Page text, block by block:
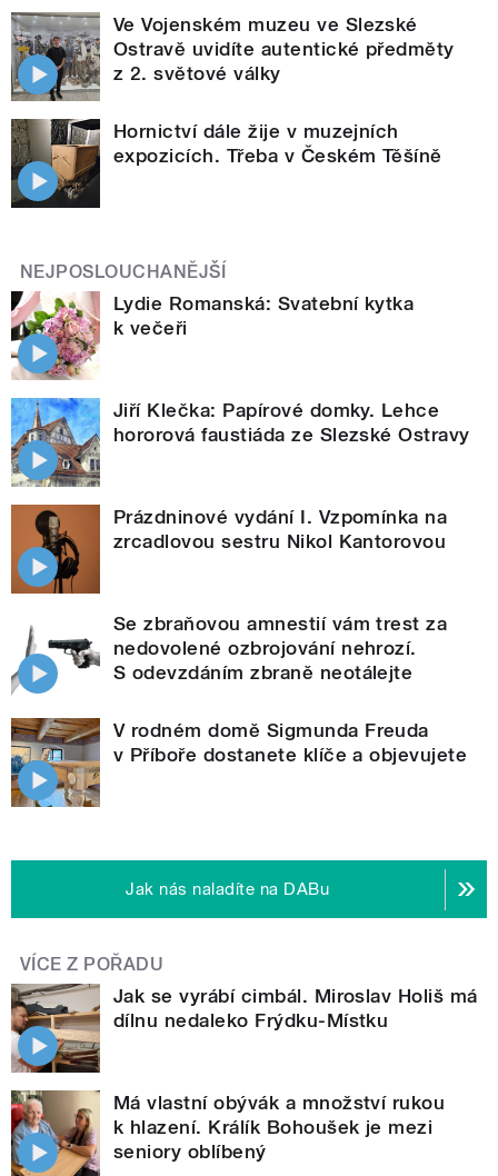
Ve Vojenském muzeu ve Slezské
Ostravě uvidíte autentické předměty
z 2. světové války
Hornictví dále žije v muzejních
expozicích. Třeba v Českém Těšíně
NEJPOSLOUCHANĚJŠÍ
Lydie Romanská: Svatební kytka
k večeři
Jiří Klečka: Papírové domky. Lehce
hororová faustiáda ze Slezské Ostravy
Prázdninové vydání I. Vzpomínka na
zrcadlovou sestru Nikol Kantorovou
Se zbraňovou amnestií vám trest za
nedovolené ozbrojování nehrozí.
S odevzdáním zbraně neotálejte
V rodném domě Sigmunda Freuda
v Příboře dostanete klíče a objevujete
Jak nás naladíte na DABu
VÍCE Z POŘADU
Jak se vyrábí cimbál. Miroslav Holiš má
dílnu nedaleko Frýdku-Místku
Má vlastní obývák a množství rukou
k hlazení. Králík Bohoušek je mezi
seniory oblíbený